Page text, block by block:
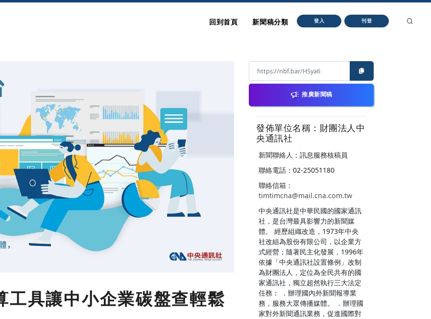
回到首頁 新聞稿分類 登入 刊登
工具讓中小企業碳盤查輕鬆
推廣新聞稿
發佈單位名稱：財團法人中
央通訊社
新聞聯絡人：訊息服務核稿員
聯絡電話：02-25051180
聯絡信箱：
timtimcna@mail.cna.com.tw
中央通訊社是中華民國的國家通訊
社，是台灣最具影響力的新聞媒
體。 經歷組織改造，1973年中央
社改組為股份有限公司，以企業方
式經營；隨著民主化發展，1996年
依據「中央通訊社設置條例」改制
為財團法人，定位為全民共有的國
家通訊社，獨立超然執行三大法定
任務： ．辦理國內外新聞報導業
務，服務大眾傳播媒體。 ．辦理國
家對外新聞通訊業務，促進國際對